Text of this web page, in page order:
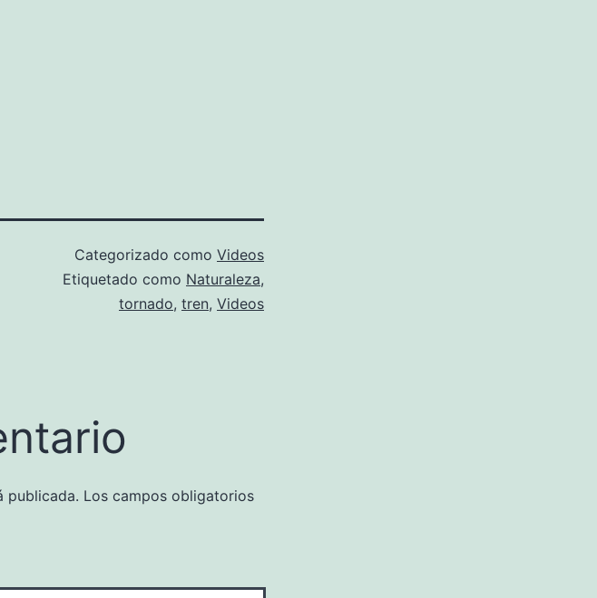
Categorizado como Videos
Etiquetado como Naturaleza,
tornado, tren, Videos
publicada. Los campos obligatorios